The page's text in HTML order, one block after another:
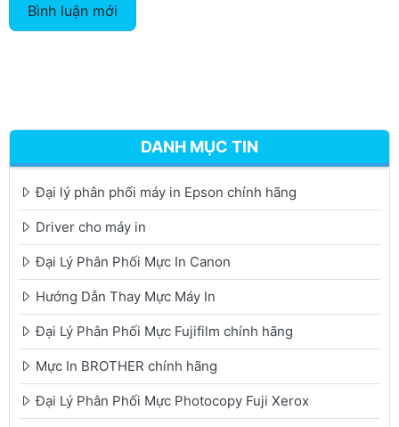
Bình luận mới
DANH MỤC TIN
Đại lý phân phối máy in Epson chính hãng
Driver cho máy in
Đại Lý Phân Phối Mực In Canon
Hướng Dẫn Thay Mực Máy In
Đại Lý Phân Phối Mực Fujifilm chính hãng
Mực In BROTHER chính hãng
Đại Lý Phân Phối Mực Photocopy Fuji Xerox